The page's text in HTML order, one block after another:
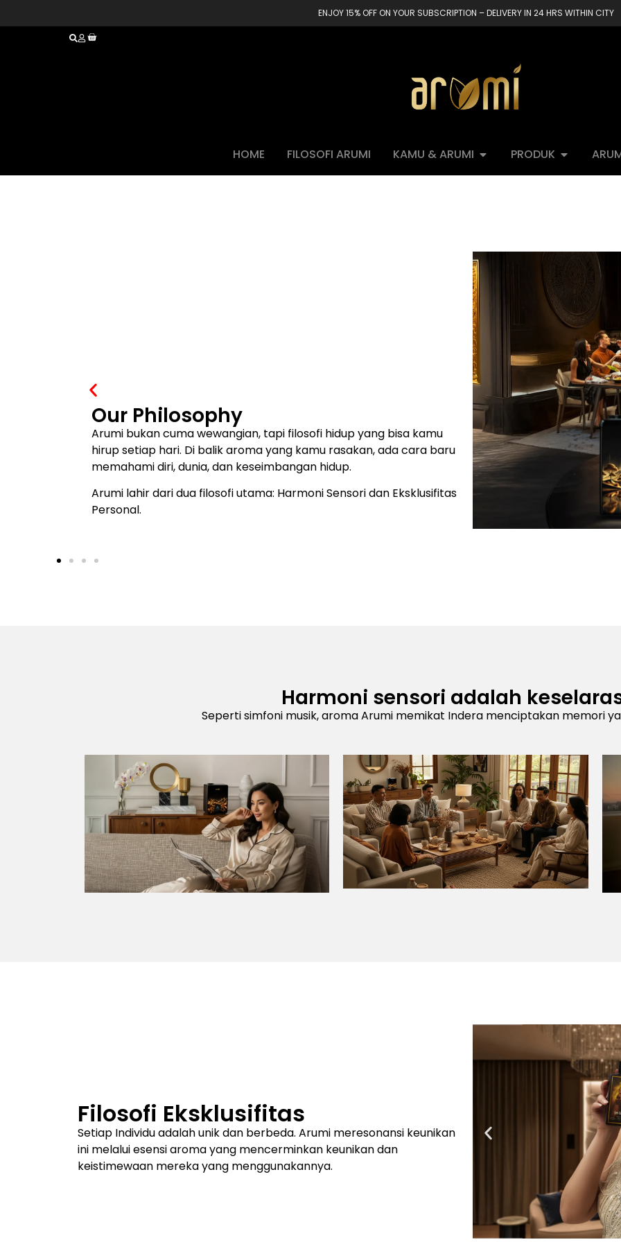
ENJOY 15% OFF ON YOUR SUBSCRIPTION – DELIVERY IN 24 HRS WITHIN CITY
HOME FILOSOFI ARUMI KAMU & ARUMI PRODUK
The Art of Sensory Alignment.
Ketika semua indera selaras—apa yang kita lihat, dengar, sentuh,
rasa, dan hirup—ruang tak hanya nyaman, tapi juga menghadirkan
ketenangan yang lebih bermakna. Inilah inti dari Arumi: harmoni
yang lahir lewat aroma.
Harmoni Sensori adalah seni menyatukan kelima indera dalam satu
keselarasan, untuk menciptakan ketenangan yang utuh.
Harmoni sensori adalah
Seperti simfoni musik, aroma Arumi memikat Indera menciptakan memori
Filosofi Eksklusifitas
Setiap Individu adalah unik dan berbeda. Arumi meresonansi keunikan
ini melalui esensi aroma yang mencerminkan keunikan dan
keistimewaan mereka yang menggunakannya.